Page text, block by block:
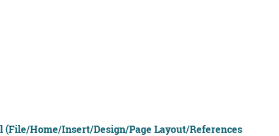
(File/Home/Insert/Design/Page Layout/References